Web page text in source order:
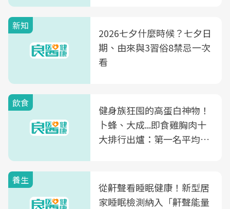
新知
2026七夕什麼時候？七夕日
期、由來與3習俗8禁忌一次
看
飲食
健身族狂囤的高蛋白神物！
卜蜂、大成...即食雞胸肉十
大排行出爐：第一名平均一
養生
從鼾聲看睡眠健康！新型居
家睡眠檢測納入「鼾聲能量